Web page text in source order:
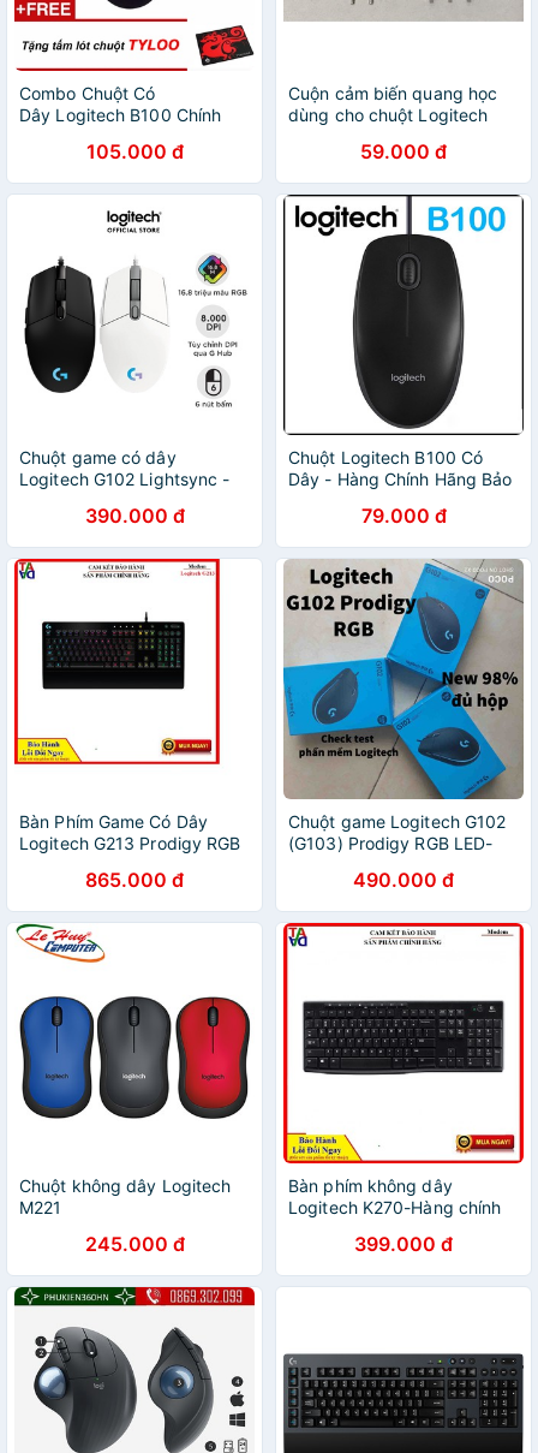
Combo Chuột Có
Dây Logitech B100 Chính
105.000 đ
Cuộn cảm biến quang học
dùng cho chuột Logitech
59.000 đ
Chuột game có dây
Logitech G102 Lightsync -
390.000 đ
Chuột Logitech B100 Có
Dây - Hàng Chính Hãng Bảo
79.000 đ
Bàn Phím Game Có Dây
Logitech G213 Prodigy RGB
Chính Hãng865.000 đ
Chuột game Logitech G102
(G103) Prodigy RGB LED-
490.000 đ
Chuột không dây Logitech
M221
245.000 đ
Bàn phím không dây
Logitech K270-Hàng chính
399.000 đ